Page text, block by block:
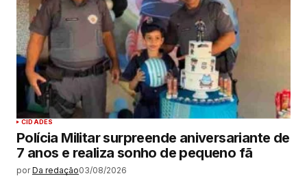
CIDADES
Polícia Militar surpreende aniversariante de
7 anos e realiza sonho de pequeno fã
por Da redação03/08/2026